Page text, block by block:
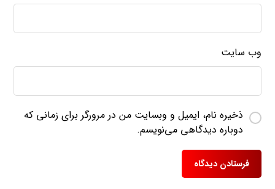
وب‌ سایت
ذخیره نام، ایمیل و وبسایت من در مرورگر برای زمانی که
دوباره دیدگاهی می‌نویسم.